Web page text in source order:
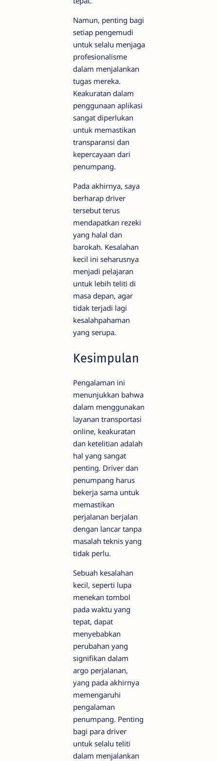
Namun, penting bagi
setiap pengemudi
untuk selalu menjaga
profesionalisme
dalam menjalankan
tugas mereka.
Keakuratan dalam
penggunaan aplikasi
sangat diperlukan
untuk memastikan
transparansi dan
kepercayaan dari
penumpang.
Pada akhirnya, saya
berharap driver
tersebut terus
mendapatkan rezeki
yang halal dan
barokah. Kesalahan
kecil ini seharusnya
menjadi pelajaran
untuk lebih teliti di
masa depan, agar
tidak terjadi lagi
kesalahpahaman
yang serupa.
Kesimpulan
Pengalaman ini
menunjukkan bahwa
dalam menggunakan
layanan transportasi
online, keakuratan
dan ketelitian adalah
hal yang sangat
penting. Driver dan
penumpang harus
bekerja sama untuk
memastikan
perjalanan berjalan
dengan lancar tanpa
masalah teknis yang
tidak perlu.
Sebuah kesalahan
kecil, seperti lupa
menekan tombol
pada waktu yang
tepat, dapat
menyebabkan
perubahan yang
signifikan dalam
argo perjalanan,
yang pada akhirnya
memengaruhi
pengalaman
penumpang. Penting
bagi para driver
untuk selalu teliti
dalam menjalankan